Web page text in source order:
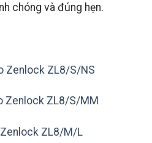
chóng và đúng hẹn.
Zenlock ZL8/S/NS
Zenlock ZL8/S/MM
ZL8/M/L